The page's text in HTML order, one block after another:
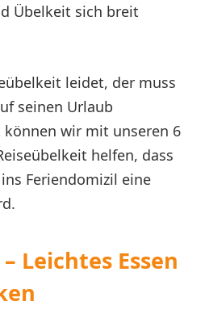
Übelkeit sich breit
leidet, der muss
seinen Urlaub
wir mit unseren 6
helfen, dass
Feriendomizil eine
Leichtes Essen